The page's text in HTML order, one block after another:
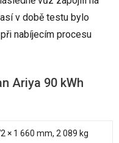
v době testu bylo
nabíjecím procesu
Ariya 90 kWh
× 1 660 mm, 2 089 kg